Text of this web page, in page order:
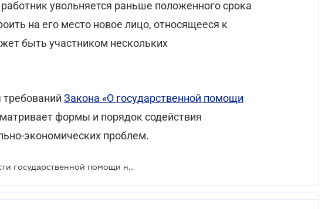
увольняется раньше положенного срока
на его место новое лицо, относящееся к
быть участником нескольких
Закона «О государственной помощи
формы и порядок содействия
экономических проблем.
Утверждены критерии допустимости государственной помощи на трудоустройство